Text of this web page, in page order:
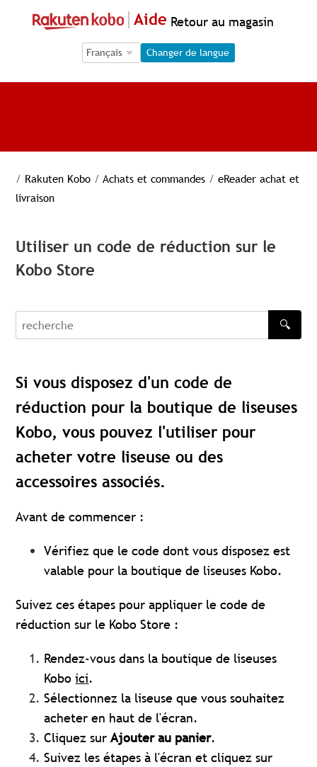
Aide Retour au magasin
Language Selection
Language Selection
Changer de langue
/ Rakuten Kobo / Achats et commandes / eReader achat et
livraison
Utiliser un code de réduction sur le
Kobo Store
recherche
🔍
Si vous disposez d'un code de
réduction pour la boutique de liseuses
Kobo, vous pouvez l'utiliser pour
acheter votre liseuse ou des
accessoires associés.
Avant de commencer :
Vérifiez que le code dont vous disposez est
valable pour la boutique de liseuses Kobo.
Suivez ces étapes pour appliquer le code de
réduction sur le Kobo Store :
Rendez-vous dans la boutique de liseuses
Koboici.
Sélectionnez la liseuse que vous souhaitez
acheter en haut de l'écran.
Cliquez surAjouter au panier.
Suivez les étapes à l'écran et cliquez sur